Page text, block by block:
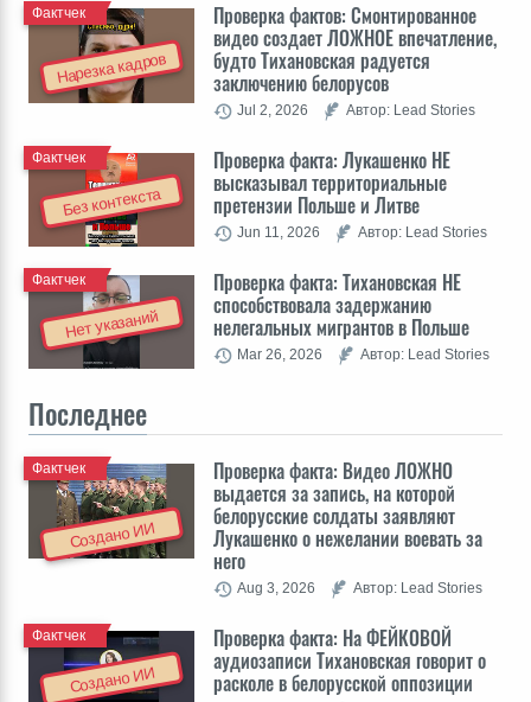
Нарезка кадров
Проверка фактов: Cмонтированное
видео создает ЛОЖНОЕ впечатление,
будто Тихановская радуется
заключению белорусов
Фактчек
Jul 2, 2026 Автор: Lead Stories
Без контекста
Проверка факта: Лукашенко НЕ
высказывал территориальные
претензии Польше и Литве
Фактчек
Jun 11, 2026 Автор: Lead Stories
Нет указаний
Проверка факта: Тихановская НЕ
способствовала задержанию
нелегальных мигрантов в Польше
Фактчек
Mar 26, 2026 Автор: Lead Stories
Последнее
Создано ИИ
Проверка факта: Видео ЛОЖНО
выдается за запись, на которой
белорусские солдаты заявляют
Лукашенко о нежелании воевать за
него
Фактчек
Aug 3, 2026 Автор: Lead Stories
Создано ИИ
Проверка факта: На ФЕЙКОВОЙ
аудиозаписи Тихановская говорит о
расколе в белорусской оппозиции
Фактчек